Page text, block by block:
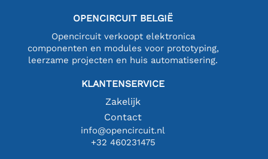
OPENCIRCUIT BELGIË
Opencircuit verkoopt elektronica
componenten en modules voor prototyping,
leerzame projecten en huis automatisering.
KLANTENSERVICE
Zakelijk
Contact
info@opencircuit.nl
+32 460231475